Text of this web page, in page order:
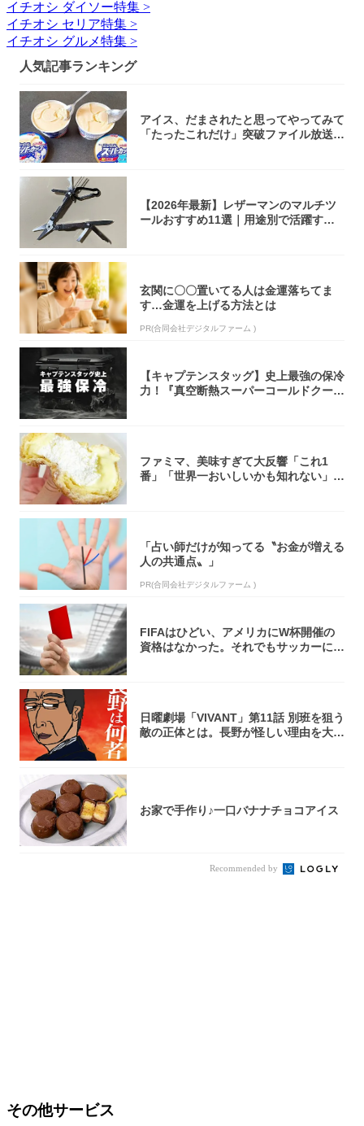
イチオシ ダイソー特集 >
イチオシ セリア特集 >
イチオシ グルメ特集 >
人気記事ランキング
アイス、だまされたと思ってやってみて
「たったこれだけ」突破ファイル放送で
【2026年最新】レザーマンのマルチツ
ールおすすめ11選｜用途別で活躍する
玄関に〇〇置いてる人は金運落ちてま
す…金運を上げる方法とは
PR(合同会社デジタルファーム )
【キャプテンスタッグ】史上最強の保冷
力！『真空断熱スーパーコールドクーラ
ファミマ、美味すぎて大反響「これ1
番」「世界一おいしいかも知れない」
「占い師だけが知ってる〝お金が増える
人の共通点〟」
PR(合同会社デジタルファーム )
FIFAはひどい、アメリカにW杯開催の
資格はなかった。それでもサッカーには
日曜劇場「VIVANT」第11話 別班を狙う
敵の正体とは。長野が怪しい理由を大
お家で手作り♪一口バナナチョコアイス
Recommended by
その他サービス